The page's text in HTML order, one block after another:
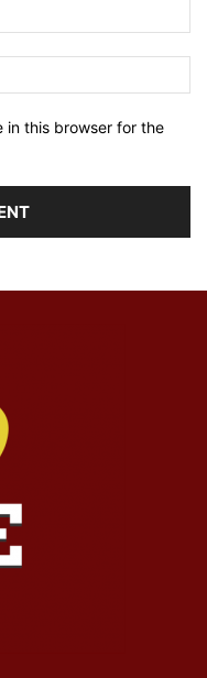
in this browser for the